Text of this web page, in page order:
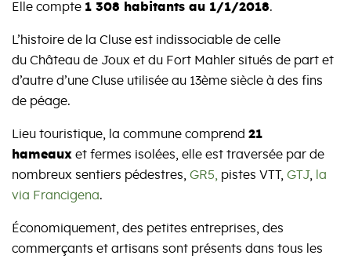
Elle compte 1 308 habitants au 1/1/2018.
L’histoire de la Cluse est indissociable de celle
du Château de Joux et du Fort Mahler situés de part et
d’autre d’une Cluse utilisée au 13ème siècle à des fins
de péage.
Lieu touristique, la commune comprend 21
hameaux et fermes isolées, elle est traversée par de
nombreux sentiers pédestres, GR5, pistes VTT, GTJ, la
via Francigena.
Économiquement, des petites entreprises, des
commerçants et artisans sont présents dans tous les